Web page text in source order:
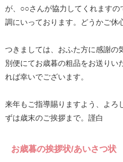
が、○○さんが協力してくれます
調にいっております。どうかご休
つきましては、おふた方に感謝の
別便にてお歳暮の粗品をお送りい
れば幸いでございます。
来年もご指導賜りますよう、よろ
ずは歳末のご挨拶まで。謹白
お歳暮の挨拶状/あいさつ